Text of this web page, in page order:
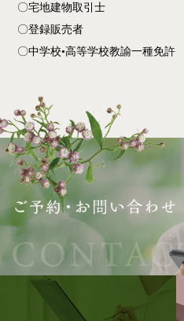
〇宅地建物取引士
〇登録販売者
〇中学校•高等学校教諭一種免許